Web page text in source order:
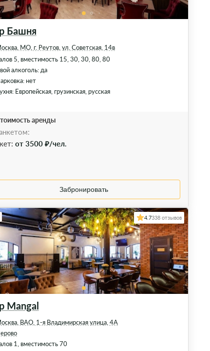
Башня
МО, г. Реутов, ул. Советская, 14в
5, вместимость 15, 30, 30, 80, 80
алкоголь: да
нет
Европейская, грузинская, русская
аренды
от 3500 ₽/чел.
Забронировать
Mangal
4.7338 отзывов
ВАО, 1-я Владимирская улица, 4А
1, вместимость 70